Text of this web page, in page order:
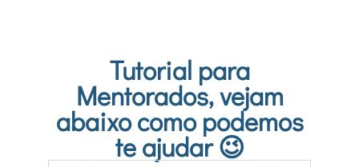
Tutorial para
Mentorados, vejam
abaixo como podemos
te ajudar 😉